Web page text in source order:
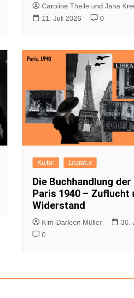
Caroline Theile und Jana
11. Juli 2026
0
Kultur Literatur
Die Buchhandlung der
Paris 1940 – Zuflucht
Widerstand
Kim-Darleen Müller
30.
0